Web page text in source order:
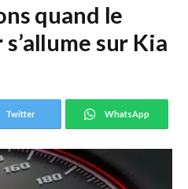
quand le
sur Kia
Twitter WhatsApp